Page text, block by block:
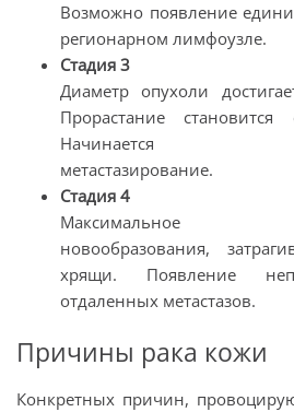
Возможно появление
регионарном лимфоузле.
Стадия 3
Диаметр опухоли
Прорастание
Начинается
метастазирование.
Стадия 4
Максимальное
новообразования,
хрящи. Появление
отдаленных метастазов.
Причины рака кожи
Конкретных причин,